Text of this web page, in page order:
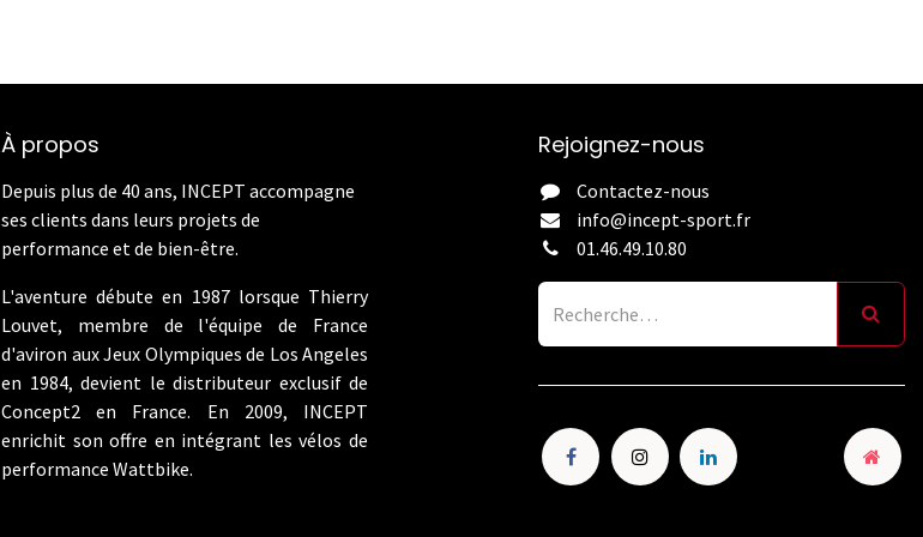
À propos
Depuis plus de 40 ans, INCEPT accompagne
ses clients dans leurs projets de
performance et de bien-être.
L'aventure débute en 1987 lorsque Thierry
Louvet, membre de l'équipe de France
d'aviron aux Jeux Olympiques de Los Angeles
en 1984, devient le distributeur exclusif de
Concept2 en France. En 2009, INCEPT
enrichit son offre en intégrant les vélos de
performance Wattbike.
Rejoignez-nous
Contactez-nous
info@incept-sport.fr
01.46.49.10.80